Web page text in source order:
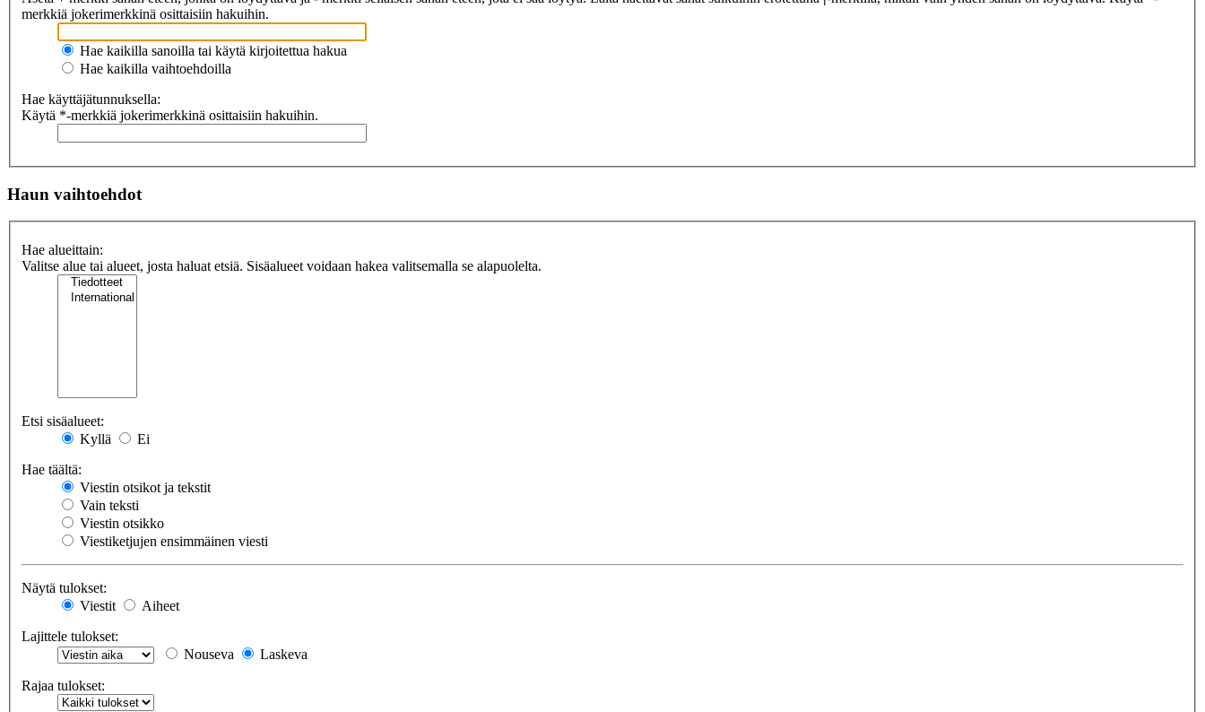
merkkiä jokerimerkkinä osittaisiin hakuihin.
Hae kaikilla sanoilla tai käytä kirjoitettua hakua
Hae kaikilla vaihtoehdoilla
Hae käyttäjätunnuksella:
Käytä *-merkkiä jokerimerkkinä osittaisiin hakuihin.
Haun vaihtoehdot
Hae alueittain:
Valitse alue tai alueet, josta haluat etsiä. Sisäalueet voidaan hakea valitsemalla se alapuolelta.
Etsi sisäalueet:
Kyllä
Ei
Hae täältä:
Viestin otsikot ja tekstit
Vain teksti
Viestin otsikko
Viestiketjujen ensimmäinen viesti
Näytä tulokset:
Viestit
Aiheet
Lajittele tulokset:
Nouseva
Laskeva
Rajaa tulokset: